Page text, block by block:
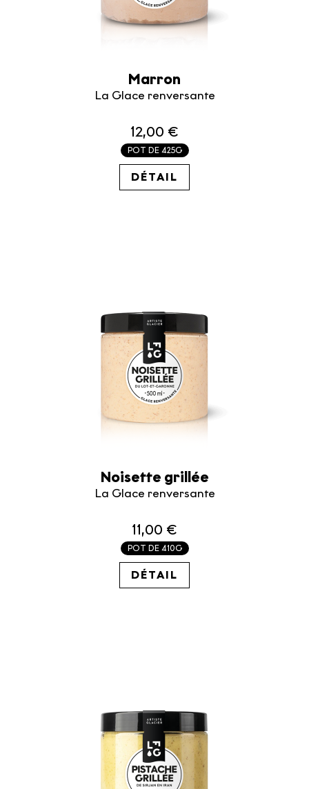
Marron
La Glace renversante
12,00 €
POT DE 425G
28.24€ / KG
DÉTAIL
Noisette grillée
La Glace renversante
11,00 €
POT DE 410G
26.83€ / KG
DÉTAIL